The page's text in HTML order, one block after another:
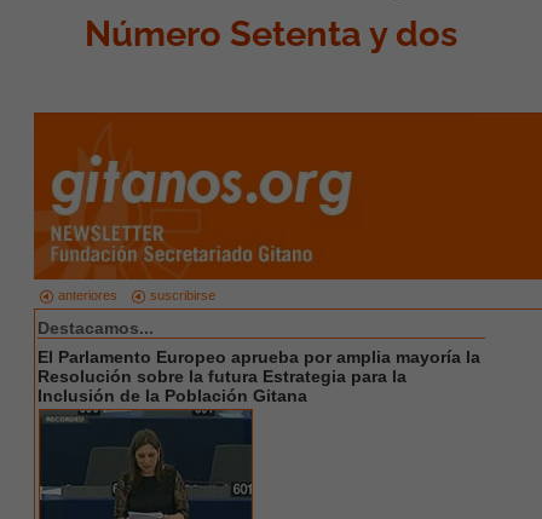
Número Setenta y dos
anteriores suscribirse
Destacamos...
El Parlamento Europeo aprueba por amplia mayoría la
Resolución sobre la futura Estrategia para la
Inclusión de la Población Gitana